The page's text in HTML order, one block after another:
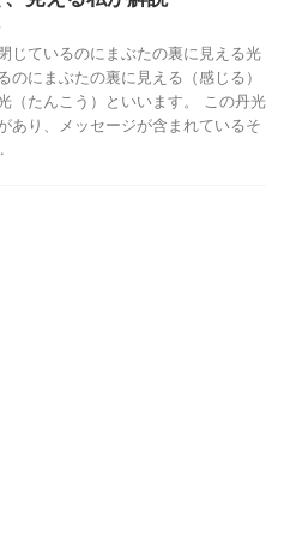
じているのにまぶたの裏に見える光
のにまぶたの裏に見える（感じる）
（たんこう）といいます。 この丹光
あり、メッセージが含まれているそ